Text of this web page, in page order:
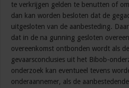
te verkrijgen gelden te benutten of
dan kan worden besloten dat de
uitgesloten van de aanbesteding.
dat in de na gunning gesloten
overeenkomst ontbonden wordt als
gevaarsconclusies uit het Bibob-
onderzoek kan eventueel tevens
onderaannemer, als de